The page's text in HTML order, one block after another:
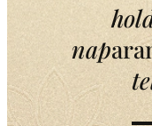
nap